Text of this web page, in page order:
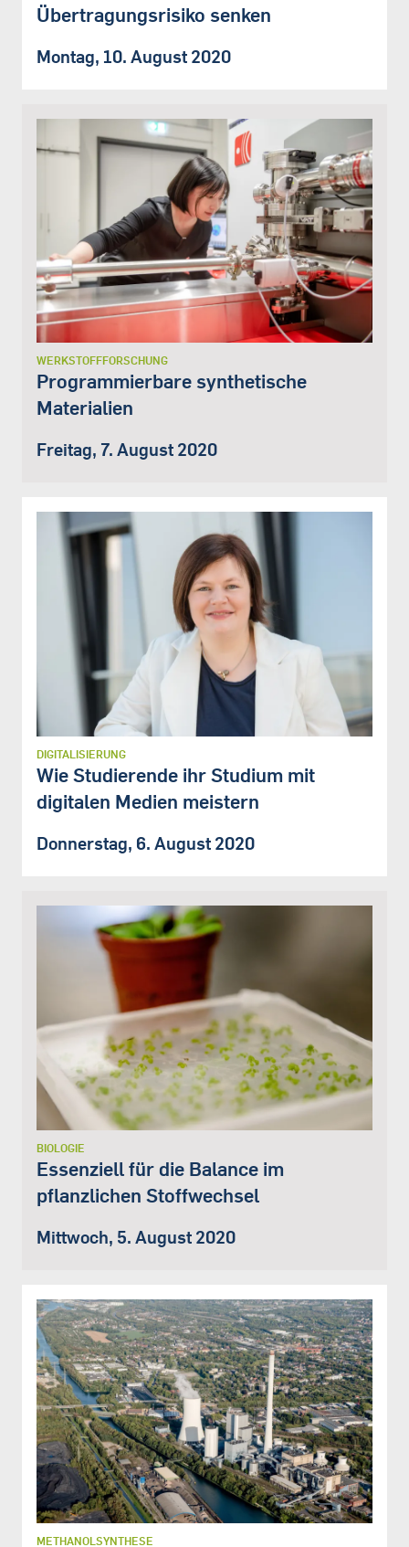
Übertragungsrisiko senken
Montag, 10. August 2020
WERKSTOFFFORSCHUNG
Programmierbare synthetische
Materialien
Freitag, 7. August 2020
DIGITALISIERUNG
Wie Studierende ihr Studium mit
digitalen Medien meistern
Donnerstag, 6. August 2020
BIOLOGIE
Essenziell für die Balance im
pflanzlichen Stoffwechsel
Mittwoch, 5. August 2020
METHANOLSYNTHESE